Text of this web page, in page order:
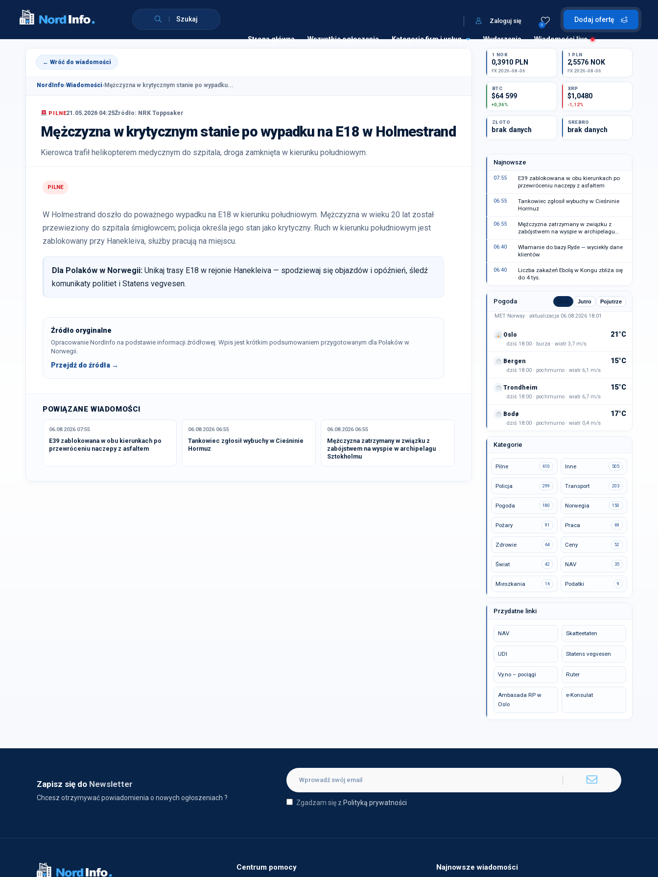
Szukaj Dodaj ofertę
0
Zaloguj się
Strona główna Wszystkie ogłoszenia Kategorie firm i usług Wydarzenia Wiadomości live
← Wróć do wiadomości
NordInfo›Wiadomości› Mężczyzna w krytycznym stanie po wypadku...
PILNE21.05.2026 04:25Źródło: NRK Toppsaker
Mężczyzna w krytycznym stanie po wypadku na E18 w Holmestrand
Kierowca trafił helikopterem medycznym do szpitala, droga zamknięta w kierunku południowym.
PILNE
W Holmestrand doszło do poważnego wypadku na E18 w kierunku południowym. Mężczyzna w wieku 20 lat został
przewieziony do szpitala śmigłowcem; policja określa jego stan jako krytyczny. Ruch w kierunku południowym jest
zablokowany przy Hanekleiva, służby pracują na miejscu.
Dla Polaków w Norwegii: Unikaj trasy E18 w rejonie Hanekleiva — spodziewaj się objazdów i opóźnień, śledź
komunikaty politiet i Statens vegvesen.
Źródło oryginalne
Opracowanie NordInfo na podstawie informacji źródłowej. Wpis jest krótkim podsumowaniem przygotowanym dla Polaków w
Norwegii.
Przejdź do źródła →
POWIĄZANE WIADOMOŚCI
06.08.2026 07:55
E39 zablokowana w obu kierunkach po
przewróceniu naczepy z asfaltem
06.08.2026 06:55
Tankowiec zgłosił wybuchy w Cieśninie
Hormuz
06.08.2026 06:55
Mężczyzna zatrzymany w związku z
zabójstwem na wyspie w archipelagu
Sztokholmu
1 NOK
0,3910 PLN
FX 2026-08-06
1 PLN
2,5576 NOK
FX 2026-08-06
BTC
$64 599
+0,36%
XRP
$1,0480
-1,12%
ZŁOTO
brak danych
SREBRO
brak danych
Najnowsze
07:55
E39 zablokowana w obu kierunkach po
przewróceniu naczepy z asfaltem
06:55
Tankowiec zgłosił wybuchy w Cieśninie
Hormuz
06:55
Mężczyzna zatrzymany w związku z
zabójstwem na wyspie w archipelagu
06:40
Włamanie do bazy Ryde — wyciekły dane
klientów
06:40
Liczba zakażeń Ebolą w Kongu zbliża się
do 4 tys.
Pogoda Dziś Jutro Pojutrze
MET Norway · aktualizacja 06.08.2026 18:01
Oslo 21°C
dziś 18:00 · burza · wiatr 3,7 m/s
Bergen 15°C
dziś 18:00 · pochmurno · wiatr 6,1 m/s
Trondheim 15°C
dziś 18:00 · pochmurno · wiatr 6,7 m/s
Bodø 17°C
dziś 18:00 · pochmurno · wiatr 0,4 m/s
Kategorie
Pilne 610 Inne 505
Policja 299 Transport 203
Pogoda 180 Norwegia 150
Pożary 91 Praca 69
Zdrowie 64 Ceny 52
Świat 42 NAV 35
Mieszkania 16 Podatki 9
Przydatne linki
NAV Skatteetaten
UDI Statens vegvesen
Vy.no – pociągi Ruter
Ambasada RP w
Oslo
e-Konsulat
Zapisz się do Newsletter
Chcesz otrzymywać powiadomienia o nowych ogłoszeniach ?
Zgadzam się z Polityką prywatności
Centrum pomocy Najnowsze wiadomości